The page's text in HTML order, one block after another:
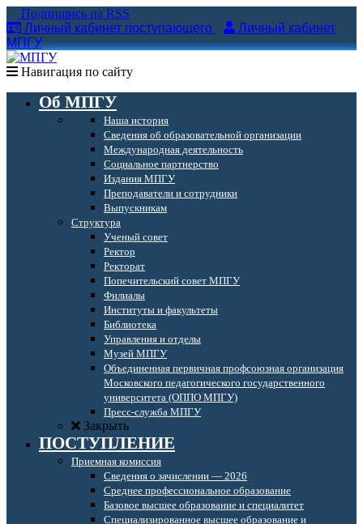
Подпишись на RSS
Личный кабинет поступающего
Личный кабинет
МПГУ
Навигация по сайту
Об МПГУ
Наша история
Сведения об образовательной организации
Международная деятельность
Социальное партнерство
Издания МПГУ
Преподаватели и сотрудники
Выпускникам
Структура
Ученый совет
Ректор
Ректорат
Попечительский совет МПГУ
Филиалы
Институты и факультеты
Библиотека
Управления и отделы
Музей МПГУ
Объединенная первичная профсоюзная организация
Московского педагогического государственного
университета (ОППО МПГУ)
Пресс-служба МПГУ
Закрыть
ПОСТУПЛЕНИЕ
Приемная комиссия
Сведения о зачислении — 2026
Среднее профессиональное образование
Базовое высшее образование и специалитет
Специализированное высшее образование и